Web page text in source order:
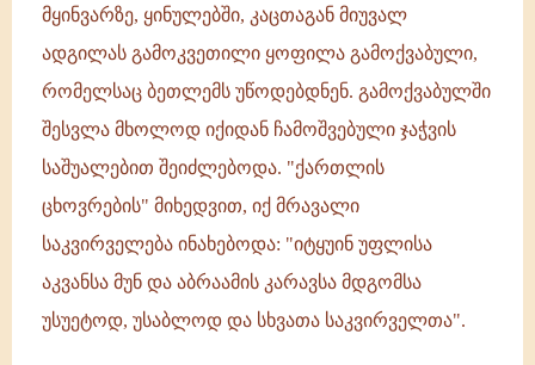
მყინვარზე, ყინულებში, კაცთაგან მიუვალ
ადგილას გამოკვეთილი ყოფილა გამოქვაბული,
რომელსაც ბეთლემს უწოდებდნენ. გამოქვაბულში
შესვლა მხოლოდ იქიდან ჩამოშვებული ჯაჭვის
საშუალებით შეიძლებოდა. "ქართლის
ცხოვრების" მიხედვით, იქ მრავალი
საკვირველება ინახებოდა: "იტყუინ უფლისა
აკვანსა მუნ და აბრაამის კარავსა მდგომსა
უსუეტოდ, უსაბლოდ და სხვათა საკვირველთა".